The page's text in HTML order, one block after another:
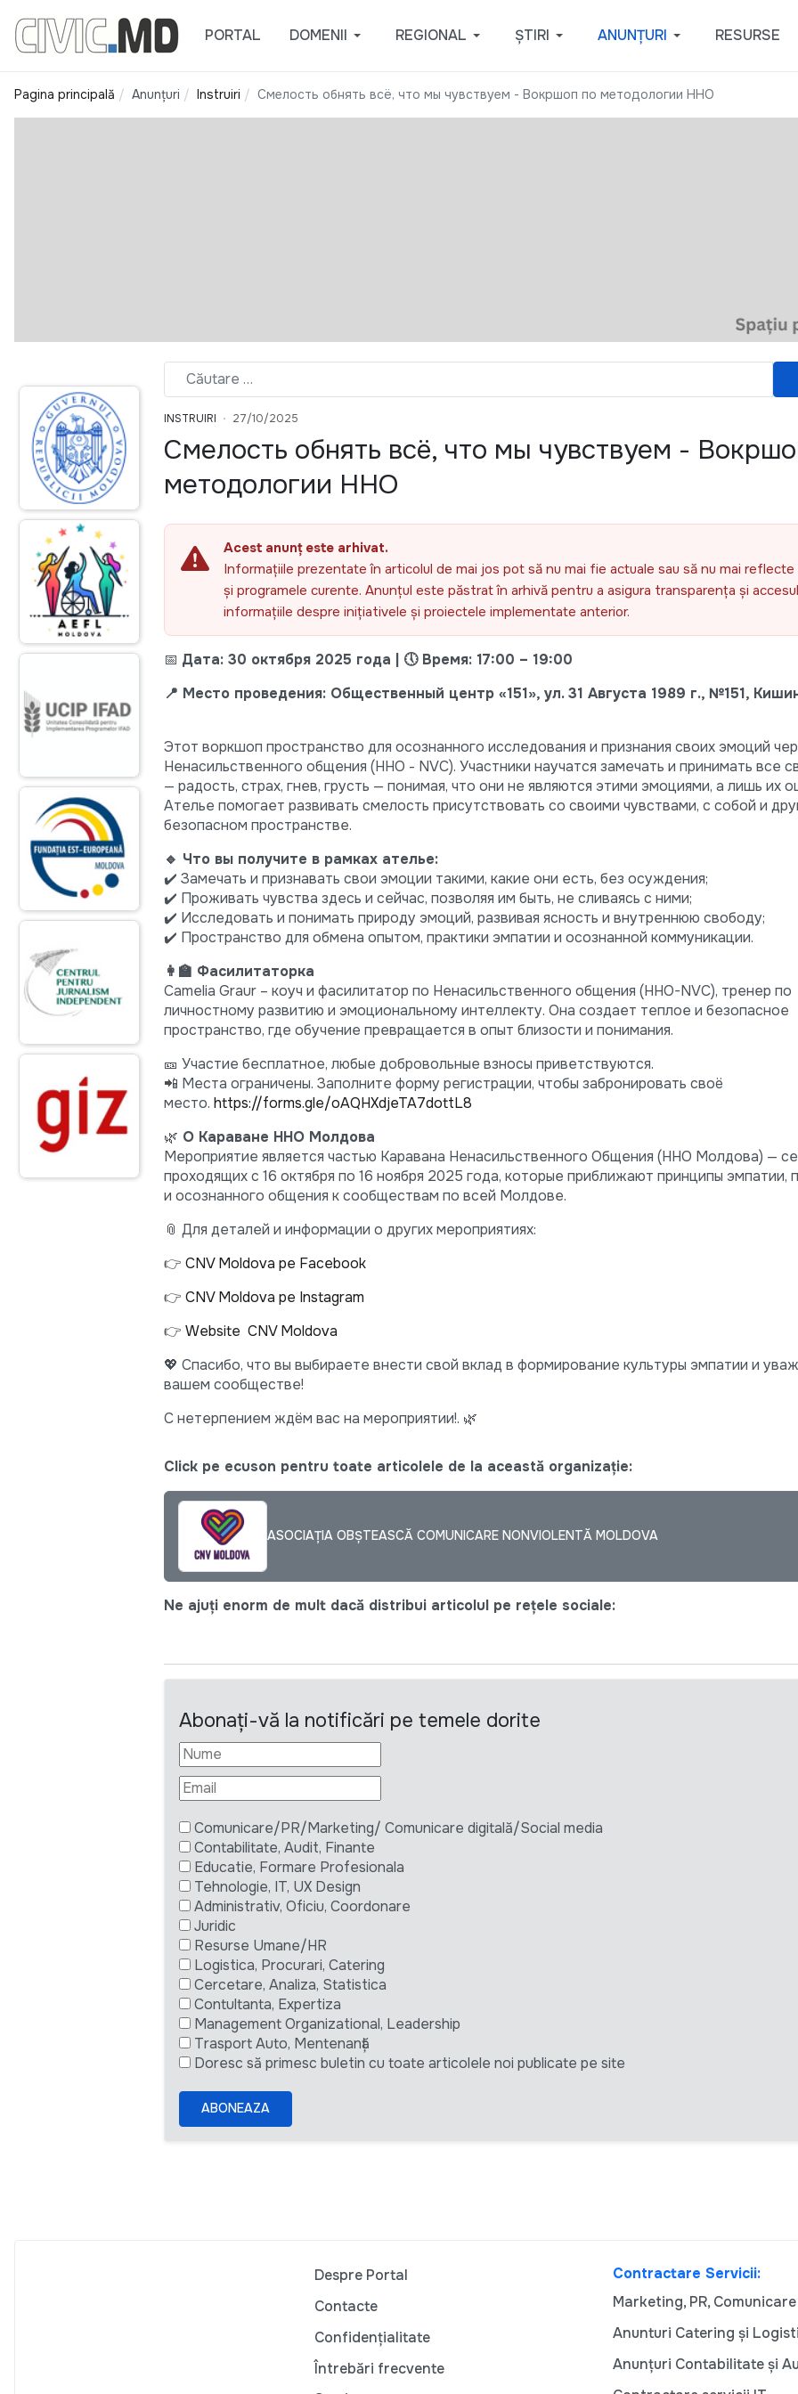
PORTAL DOMENII REGIONAL ȘTIRI ANUNȚURI RESURSE
Pagina principală Anunțuri Instruiri Смелость обнять всё, что мы чувствуем - Вокршоп по методологии ННО
INSTRUIRI 27/10/2025
Смелость обнять всё, что мы чувствуем -
методологии ННО
Acest anunț este arhivat.
Informațiile prezentate în articolul de mai jos pot să nu mai fie actuale sau să nu mai
și programele curente. Anunțul este păstrat în arhivă pentru a asigura transparența și
informațiile despre inițiativele și proiectele implementate anterior.
📅 Дата: 30 октября 2025 года | 🕔 Время: 17:00 – 19:00
📍 Место проведения: Общественный центр «151», ул. 31 Августа 1989 г., №151,
Этот воркшоп пространство для осознанного исследования и признания своих эмоций
Ненасильственного общения (HHO - NVC). Участники научатся замечать и принимать все
— радость, страх, гнев, грусть — понимая, что они не являются этими эмоциями, а лишь их
Ателье помогает развивать смелость присутствовать со своими чувствами, с собой и
безопасном пространстве.
🔹 Что вы получите в рамках ателье:
✔️ Замечать и признавать свои эмоции такими, какие они есть, без осуждения;
✔️ Проживать чувства здесь и сейчас, позволяя им быть, не сливаясь с ними;
✔️ Исследовать и понимать природу эмоций, развивая ясность и внутреннюю свободу;
✔️ Пространство для обмена опытом, практики эмпатии и осознанной коммуникации.
👩‍🏫 Фасилитаторка
Camelia Graur – коуч и фасилитатор по Ненасильственного общения (HHO-NVC), тренер по
личностному развитию и эмоциональному интеллекту. Она создает теплое и безопасное
пространство, где обучение превращается в опыт близости и понимания.
🎫 Участие бесплатное, любые добровольные взносы приветствуются.
📲 Места ограничены. Заполните форму регистрации, чтобы забронировать своё
место. https://forms.gle/oAQHXdjeTA7dottL8
🌿 О Караване ННО Молдова
Мероприятие является частью Каравана Ненасильственного Общения (ННО Молдова) —
проходящих с 16 октября по 16 ноября 2025 года, которые приближают принципы эмпатии,
и осознанного общения к сообществам по всей Молдове.
📎 Для деталей и информации о других мероприятиях:
👉 CNV Moldova pe Facebook
👉 CNV Moldova pe Instagram
👉 Website CNV Moldova
💖 Спасибо, что вы выбираете внести свой вклад в формирование культуры эмпатии и
вашем сообществе!
С нетерпением ждём вас на мероприятии!. 🌿
Click pe ecuson pentru toate articolele de la această organizație:
ASOCIAŢIA OBŞTEASCĂ COMUNICARE NONVIOLENTĂ MOLDOVA
Ne ajuți enorm de mult dacă distribui articolul pe rețele sociale:
Abonați-vă la notificări pe temele dorite
Comunicare/PR/Marketing/ Comunicare digitală/Social media
Contabilitate, Audit, Finante
Educatie, Formare Profesionala
Tehnologie, IT, UX Design
Administrativ, Oficiu, Coordonare
Juridic
Resurse Umane/HR
Logistica, Procurari, Catering
Cercetare, Analiza, Statistica
Contultanta, Expertiza
Management Organizational, Leadership
Trasport Auto, Mentenanță
Doresc să primesc buletin cu toate articolele noi publicate pe site
ABONEAZA
Despre Portal
Contacte
Confidențialitate
Întrebări frecvente
Contractare Servicii:
Marketing, PR, Comunicare
Anunturi Catering și
Anunțuri Contabilitate și